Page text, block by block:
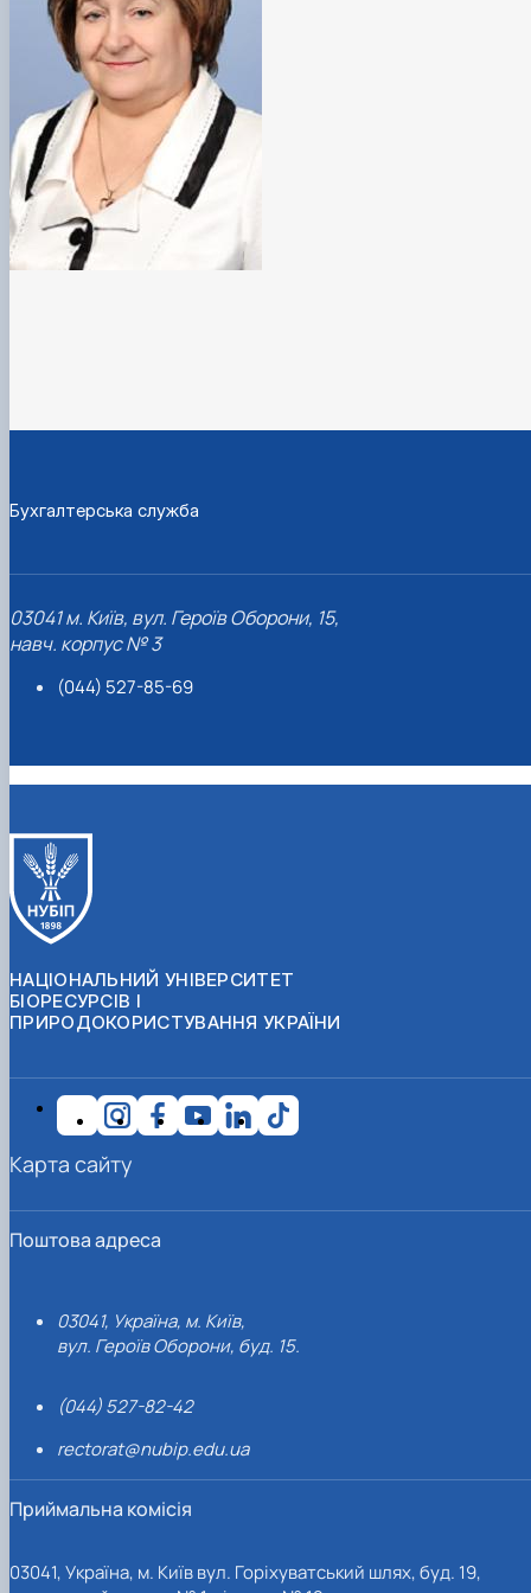
Бухгалтерська служба
03041 м. Київ, вул. Героїв Оборони, 15,
навч. корпус № 3
(044) 527-85-69
НАЦІОНАЛЬНИЙ УНІВЕРСИТЕТ
БІОРЕСУРСІВ І
ПРИРОДОКОРИСТУВАННЯ УКРАЇНИ
Поштова адреса
03041, Україна, м. Київ,
вул. Героїв Оборони, буд. 15.
(044) 527-82-42
rectorat@nubip.edu.ua
Приймальна комісія
03041, Україна, м. Київ вул. Горіхуватський шлях, буд. 19,
Карта сайту